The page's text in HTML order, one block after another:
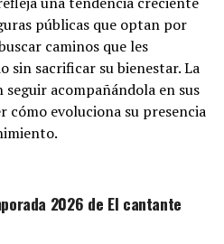
públicas que optan por
caminos que les
sin sacrificar su bienestar. La
acompañándola en sus
cómo evoluciona su presencia
2026 de El cantante